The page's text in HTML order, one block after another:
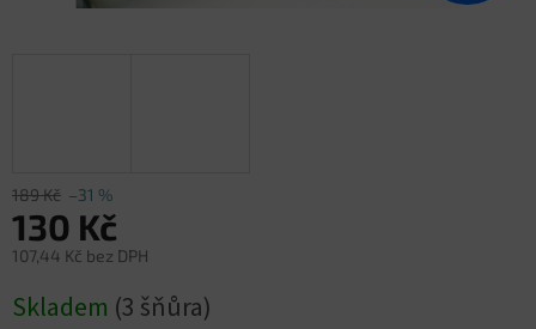
189 Kč –31 %
130 Kč
107,44 Kč bez DPH
cena:
Skladem (3 šňůra)